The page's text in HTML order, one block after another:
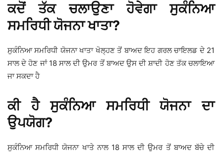
ਕਦੋਂ ਤੱਕ ਚਲਾਉਣਾ ਹੋਵੇਗਾ ਸੁਕੰਨਿਆ
ਸਮਰਿਧੀ ਯੋਜਨਾ ਖਾਤਾ?
ਸੁਕੰਨਿਆ ਸਮਰਿਧੀ ਯੋਜਨਾ ਖਾਤਾ ਖੋਲ੍ਹਣ ਤੋਂ ਬਾਅਦ ਇਹ ਗਰਲ ਚਾਇਲਡ ਦੇ 21
ਸਾਲ ਦੇ ਹੋਣ ਜਾਂ 18 ਸਾਲ ਦੀ ਉਮਰ ਤੋਂ ਬਾਅਦ ਉਸ ਦੀ ਸ਼ਾਦੀ ਹੋਣ ਤੱਕ ਚਲਾਇਆ
ਜਾ ਸਕਦਾ ਹੈ
ਕੀ ਹੈ ਸੁਕੰਨਿਆ ਸਮਰਿਧੀ ਯੋਜਨਾ ਦਾ
ਉਪਯੋਗ?
ਸੁਕੰਨਿਆ ਸਮਰਿਧੀ ਯੋਜਨਾ ਖਾਤੇ ਨਾਲ 18 ਸਾਲ ਦੀ ਉਮਰ ਤੋਂ ਬਾਅਦ ਬੱਚੇ ਦੀ